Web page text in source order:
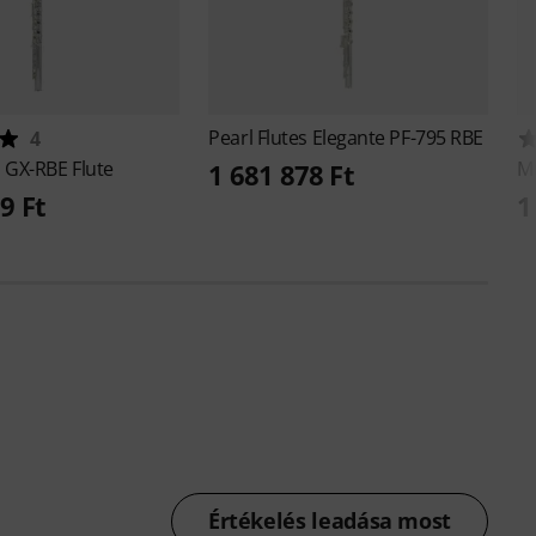
4
GX-RBE Flute
Ft
Pearl Flutes Elegante PF-795 RBE
1 681 878 Ft
Értékelés leadása most